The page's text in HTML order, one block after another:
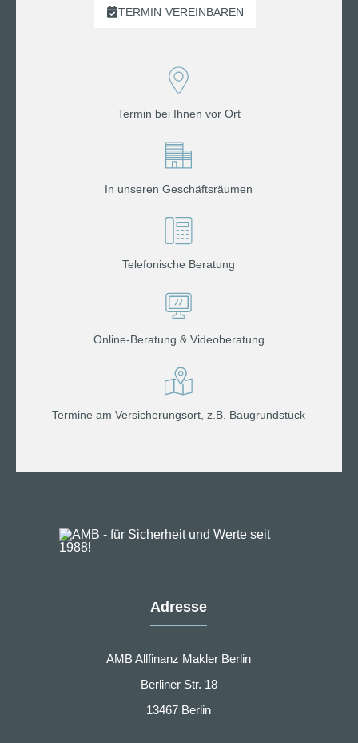
TERMIN VEREINBAREN
Termin bei Ihnen vor Ort
In unseren Geschäftsräumen
Telefonische Beratung
Online-Beratung & Videoberatung
Termine am Versicherungsort, z.B. Baugrundstück
Adresse
AMB Allfinanz Makler Berlin
Berliner Str. 18
13467 Berlin